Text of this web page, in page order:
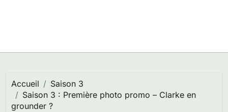
Accueil
Saison 3
Saison 3 : Première photo promo – Clarke en
grounder ?